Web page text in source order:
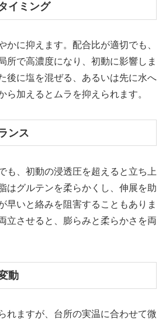
イミング
かに抑えます。配合比が適切でも、
所で高濃度になり、初動に影響しま
後に塩を混ぜる、あるいは先に水へ
ら加えるとムラを抑えられます。
ンス
も、初動の浸透圧を超えると立ち上
はグルテンを柔らかくし、伸展を助
早いと絡みを阻害することもありま
立させると、膨らみと柔らかさを両
動
れますが、台所の実温に合わせて微